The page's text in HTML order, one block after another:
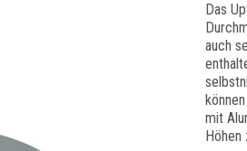
Das
auch
mit
Höhen